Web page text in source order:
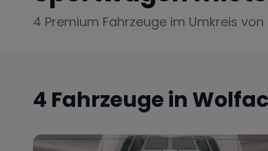
4 Premium Fahrzeuge im Umkreis von
4 Fahrzeuge in